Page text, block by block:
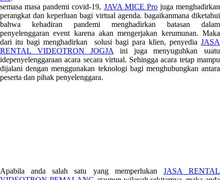
semasa masa pandemi covid-19, JAVA MICE Projuga menghadirkan
perangkat dan keperluan bagi virtual agenda. bagaikanmana diketahui
bahwa kehadiran pandemi menghadirkan batasan dalam
penyelenggaran event karena akan mengerjakan kerumunan. Maka
dari itu bagi menghadirkan solusi bagi para klien, penyedia JASA
RENTAL VIDEOTRON JOGJA ini juga menyuguhkan suatu
idepenyelenggaraan acara secara virtual. Sehingga acara tetap mampu
dijalani dengan menggunakan teknologi bagi menghubungkan antara
peserta dan pihak penyelenggara.
Apabila anda salah satu yang memperlukan JASA RENTAL